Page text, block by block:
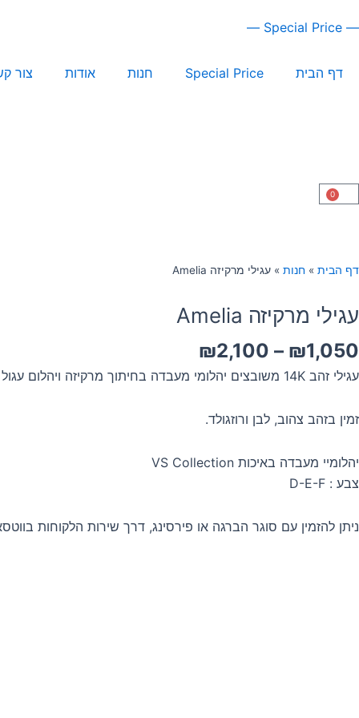
לתוכן
— Special Price —
דף הבית Special Price חנות אודות צור
0
עגלת
דף הבית » חנות » עגילי מרקיזה Amelia
עגילי מרקיזה Amelia
₪1,050
–
₪2,100
מחירים:
עגילי זהב 14K משובצים יהלומי מעבדה בחיתוך מרקיזה ויהלום עגול 0.20ct.
זמין בזהב צהוב, לבן ורוזגולד.
יהלומיי מעבדה באיכות VS Collection
צבע : D-E-F
ניתן להזמין עם סוגר הברגה או פירסינג, דרך שירות הלקוחות